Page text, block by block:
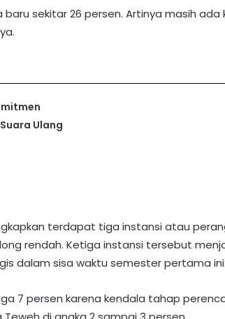
sekitar 26 persen. Artinya masih
Ulang
terdapat tiga instansi atau
rendah. Ketiga instansi tersebut
dalam sisa waktu semester pertama ini.
7 persen karena kendala tahap